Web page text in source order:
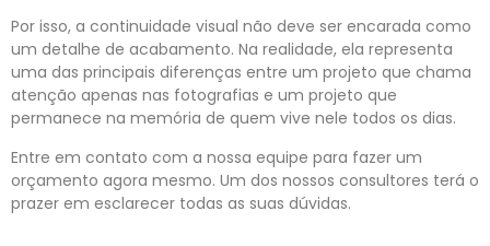
Por isso, a continuidade visual não deve ser encarada como
um detalhe de acabamento. Na realidade, ela representa
uma das principais diferenças entre um projeto que chama
atenção apenas nas fotografias e um projeto que
permanece na memória de quem vive nele todos os dias.
Entre em contato com a nossa equipe para fazer um
orçamento agora mesmo. Um dos nossos consultores terá o
prazer em esclarecer todas as suas dúvidas.